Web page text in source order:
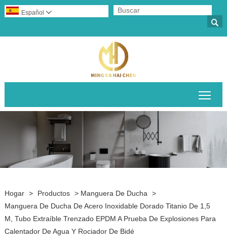

Español 
Hogar > Productos > Manguera De Ducha
>
Manguera De Ducha De Acero Inoxidable Dorado Titanio De 1,5
M, Tubo Extraíble Trenzado EPDM A Prueba De Explosiones Para
Calentador De Agua Y Rociador De Bidé